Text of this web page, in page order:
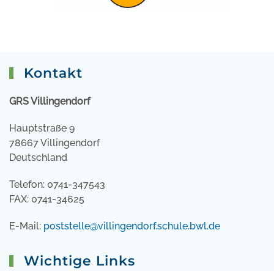
Kontakt
GRS Villingendorf
Hauptstraße 9
78667 Villingendorf
Deutschland
Telefon: 0741-347543
FAX: 0741-34625
E-Mail: poststelle@villingendorf.schule.bwl.de
Wichtige Links